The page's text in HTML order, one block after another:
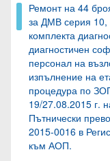
Ремонт на 44
за ДМВ серия 10,
комплекта
диагностичен
персонал на
изпълнение на
процедура по
19/27.08.2015 г.
Пътнически
2015-0016 в
към АОП.